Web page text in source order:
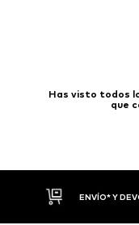
Has visto todos
que
ENVÍO* Y